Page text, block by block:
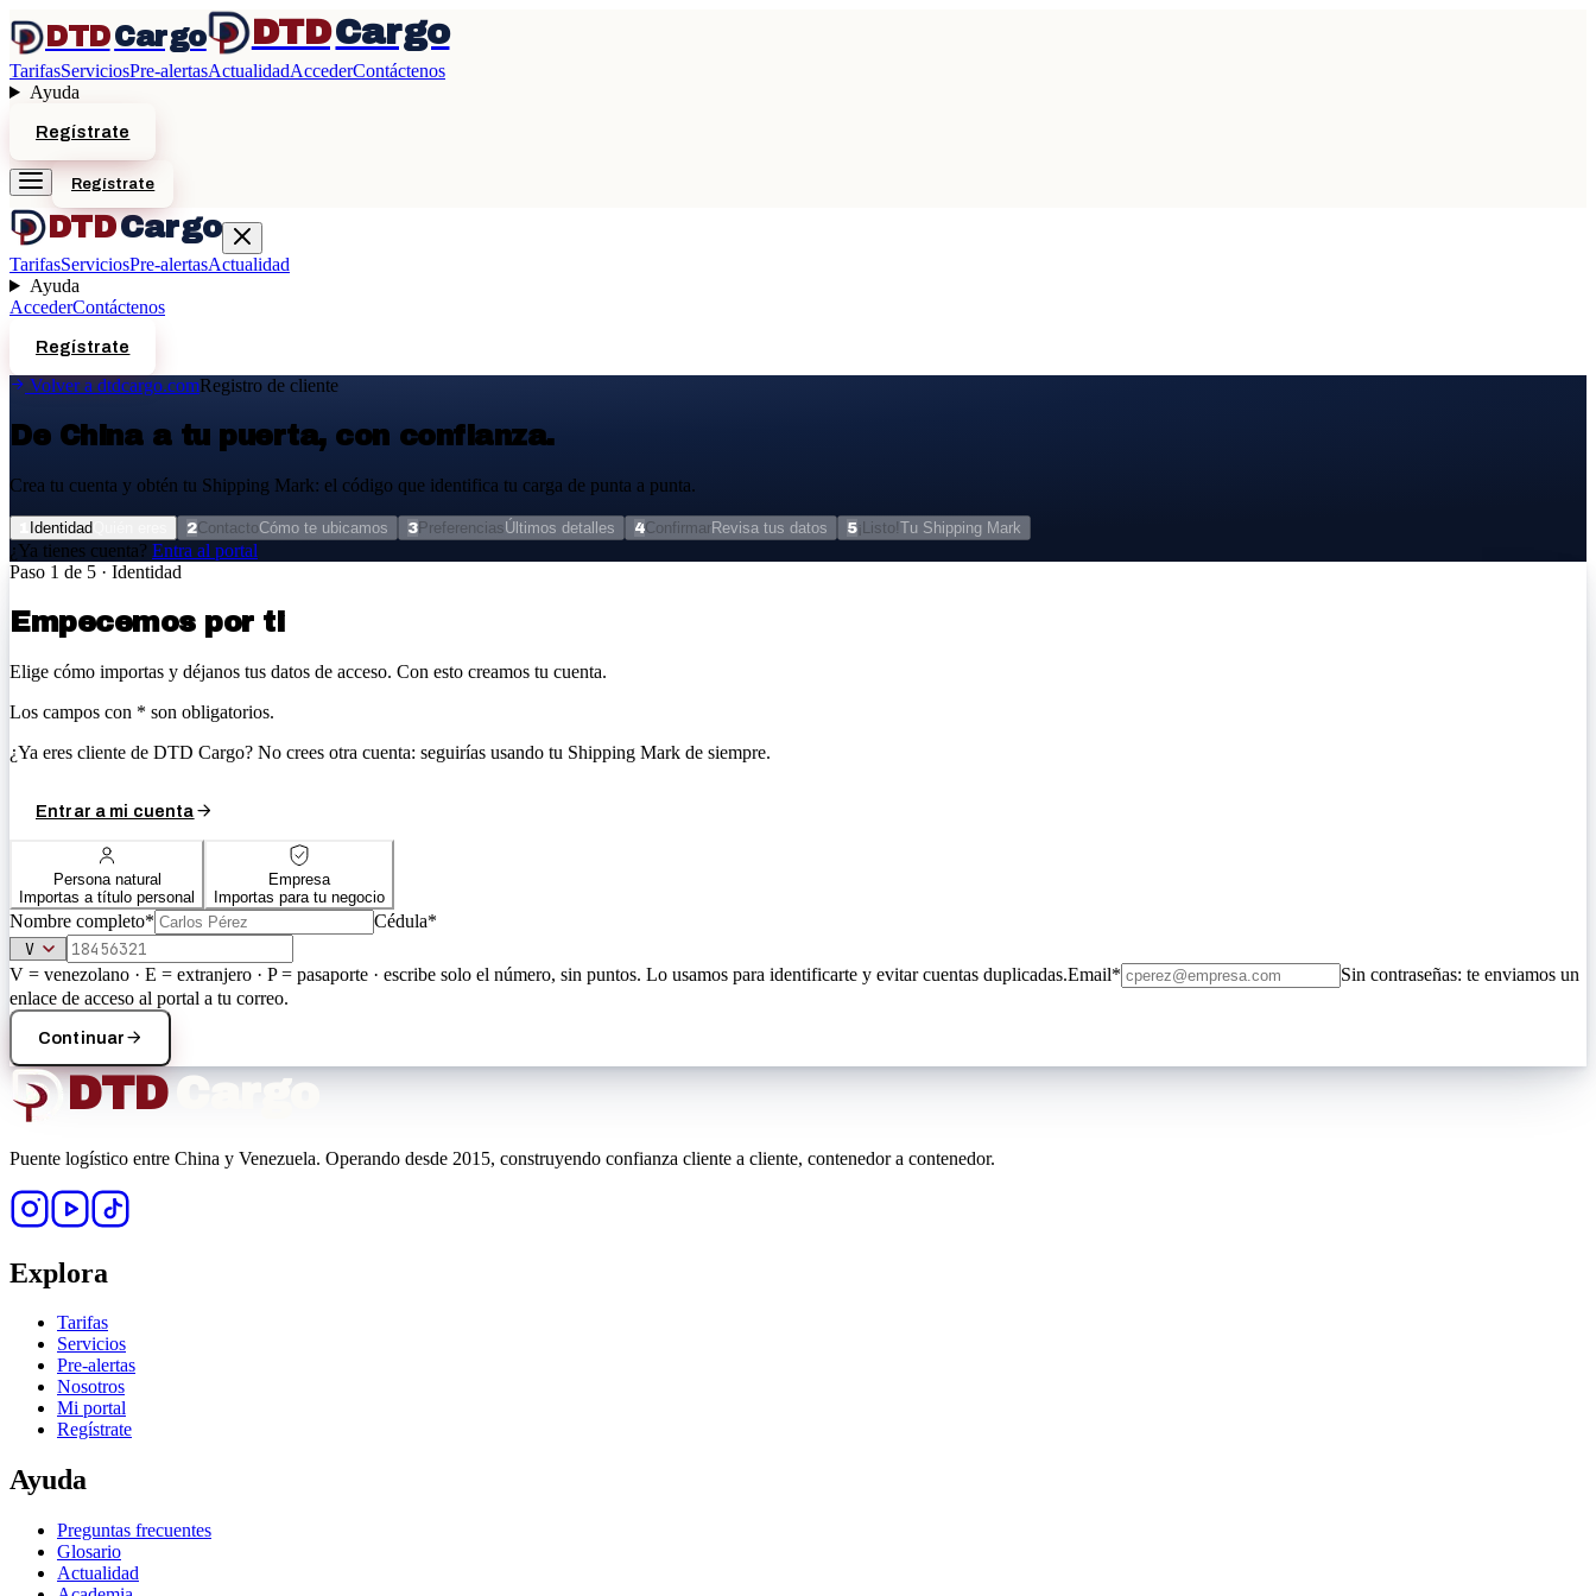
DTDCargo DTDCargo
TarifasServiciosPre-alertasActualidadAccederContáctenos
Ayuda
Regístrate
Regístrate
DTDCargo
TarifasServiciosPre-alertasActualidad
Ayuda
AccederContáctenos
Regístrate
Volver a dtdcargo.comRegistro de cliente
De China a tu puerta, con confianza.
Crea tu cuenta y obtén tu Shipping Mark: el código que identifica tu carga de punta a punta.
Identidad 2ContactoCómo te ubicamos 3 PreferenciasÚltimos detalles 4ConfirmarRevisa tus datos 5¡Listo!Tu Shipping Mark
¿Ya tienes cuenta? Entra al portal
Paso 1 de 5 · Identidad
Empecemos por ti
Elige cómo importas y déjanos tus datos de acceso. Con esto creamos tu cuenta.
Los campos con * son obligatorios.
¿Ya eres cliente de DTD Cargo? No crees otra cuenta: seguirías usando tu Shipping Mark de siempre.
Entrar a mi cuenta
Persona natural
Importas a título personal
Empresa
Importas para tu negocio
Nombre completo* Cédula*
V = venezolano · E = extranjero · P = pasaporte · escribe solo el número, sin puntos. Lo usamos para identificarte y evitar cuentas duplicadas.Email*
Sin contraseñas: te enviamos un
enlace de acceso al portal a tu correo.
Continuar
DTDCargo
Puente logístico entre China y Venezuela. Operando desde 2015, construyendo confianza cliente a cliente, contenedor a contenedor.
Explora
Tarifas
Servicios
Pre-alertas
Nosotros
Mi portal
Regístrate
Ayuda
Preguntas frecuentes
Glosario
Actualidad